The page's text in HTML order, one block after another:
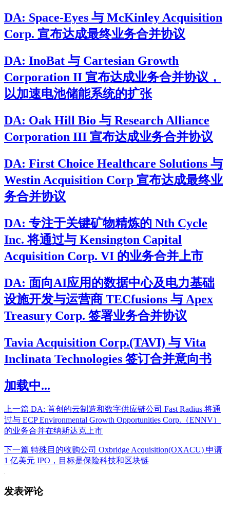
DA: Space-Eyes 与 McKinley Acquisition
Corp. 宣布达成最终业务合并协议
DA: InoBat 与 Cartesian Growth
Corporation II 宣布达成业务合并协议，
以加速电池储能系统的扩张
DA: Oak Hill Bio 与 Research Alliance
Corporation III 宣布达成业务合并协议
DA: First Choice Healthcare Solutions 与
Westin Acquisition Corp 宣布达成最终业
务合并协议
DA: 专注于关键矿物精炼的 Nth Cycle
Inc. 将通过与 Kensington Capital
Acquisition Corp. VI 的业务合并上市
DA: 面向AI应用的数据中心及电力基础
设施开发与运营商 TECfusions 与 Apex
Treasury Corp. 签署业务合并协议
Tavia Acquisition Corp.(TAVI) 与 Vita
Inclinata Technologies 签订合并意向书
加载中...
上一篇 DA: 首创的云制造和数字供应链公司 Fast Radius 将通
过与 ECP Environmental Growth Opportunities Corp.（ENNV）
的业务合并在纳斯达克上市
下一篇 特殊目的收购公司 Oxbridge Acquisition(OXACU) 申请
1 亿美元 IPO，目标是保险科技和区块链
发表评论